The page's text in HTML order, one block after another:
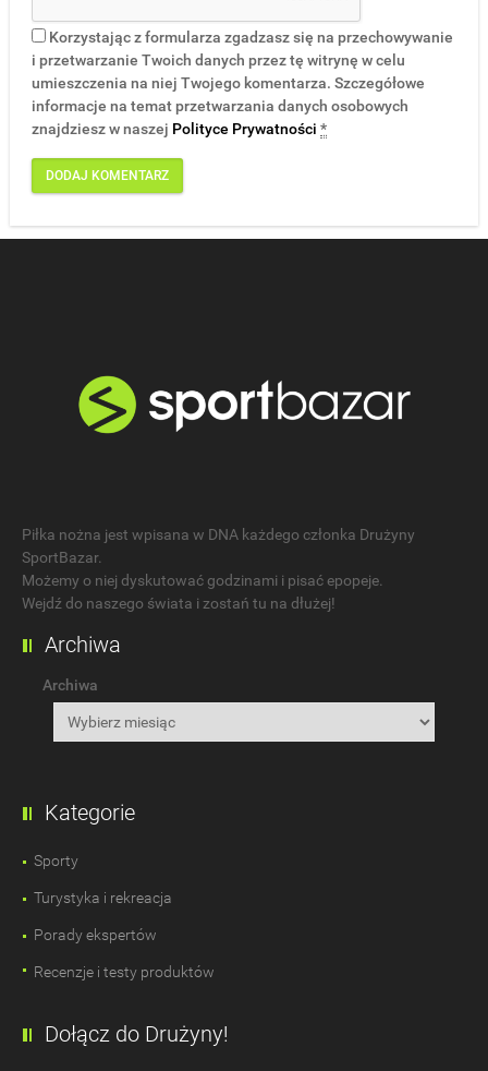
Korzystając z formularza zgadzasz się na przechowywanie
i przetwarzanie Twoich danych przez tę witrynę w celu
umieszczenia na niej Twojego komentarza. Szczegółowe
informacje na temat przetwarzania danych osobowych
znajdziesz w naszej Polityce Prywatności *
Piłka nożna jest wpisana w DNA każdego członka Drużyny
SportBazar.
Możemy o niej dyskutować godzinami i pisać epopeje.
Wejdź do naszego świata i zostań tu na dłużej!
Archiwa
Archiwa
Kategorie
Sporty
Turystyka i rekreacja
Porady ekspertów
Recenzje i testy produktów
Dołącz do Drużyny!